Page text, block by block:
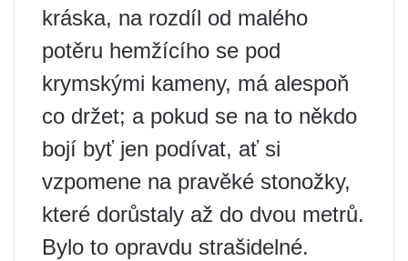
kráska, na rozdíl od malého
potěru hemžícího se pod
krymskými kameny, má alespoň
co držet; a pokud se na to někdo
bojí byť jen podívat, ať si
vzpomene na pravěké stonožky,
které dorůstaly až do dvou metrů.
Bylo to opravdu strašidelné.